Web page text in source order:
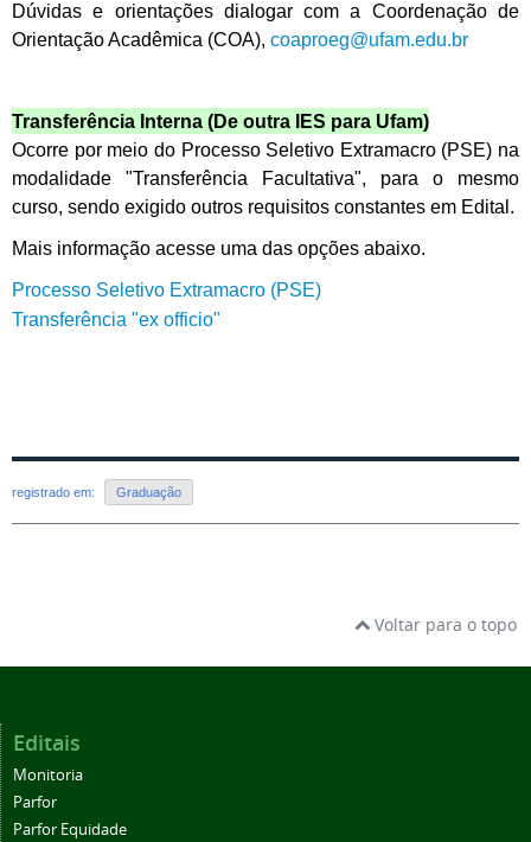
Dúvidas e orientações dialogar com a Coordenação de
Orientação Acadêmica (COA), coaproeg@ufam.edu.br
Transferência Interna (De outra IES para Ufam)
Ocorre por meio do Processo Seletivo Extramacro (PSE) na
modalidade "Transferência Facultativa", para o mesmo
curso, sendo exigido outros requisitos constantes em Edital.
Mais informação acesse uma das opções abaixo.
Processo Seletivo Extramacro (PSE)
Transferência "ex officio"
registrado em: Graduação
Voltar para o topo
Editais
Monitoria
Parfor
Parfor Equidade